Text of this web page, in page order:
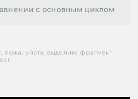
с основным циклом
пожалуйста, выделите фрагмент